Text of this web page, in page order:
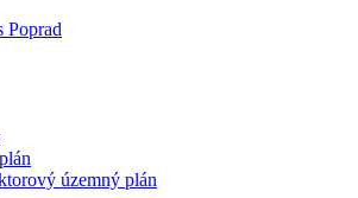
Poprad
územný plán